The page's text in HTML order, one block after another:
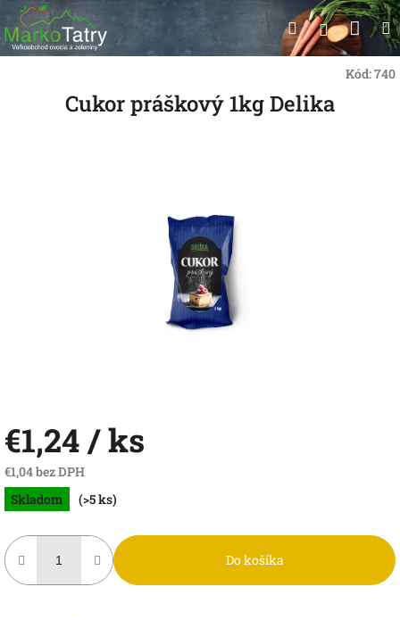
Prejsť
na
obsah
Hľadať
Kód:740
Cukor práškový 1kg Delika
€1,24 / ks
€1,04 bez DPH
Jednotková
cena:
Skladom (>5 ks)
Do košíka